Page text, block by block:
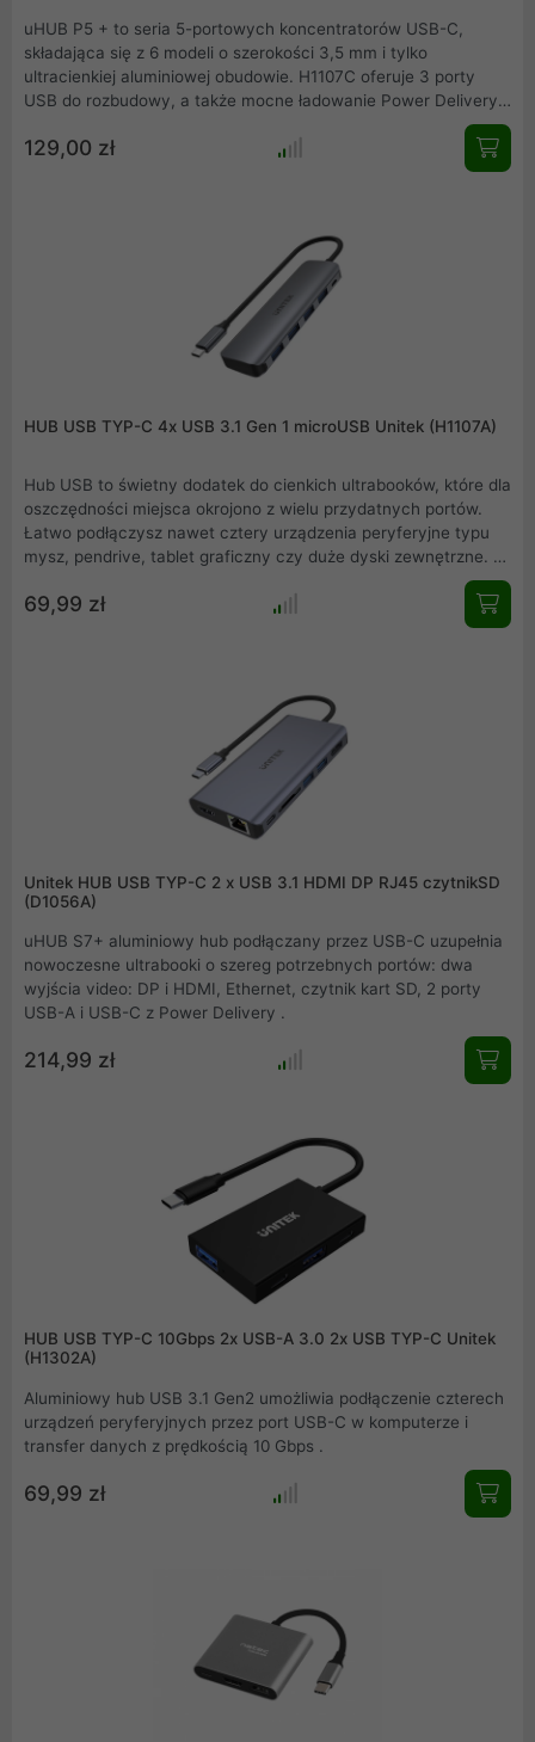
uHUB P5 + to seria 5-portowych koncentratorów USB-C,
składająca się z 6 modeli o szerokości 3,5 mm i tylko
ultracienkiej aluminiowej obudowie. H1107C oferuje 3 porty
USB do rozbudowy, a także mocne ładowanie Power Delivery
100W przez gniazdo USB-C, a także czytniki kart. 3 porty USB-
A dla łatwej rozbudowy. Ze specyfikacją USB3.1 Gen1,
5 A do komputera upstream, w tym MacBook Pro 2019.
129,00 zł
HUB USB TYP-C 4x USB 3.1 Gen 1 microUSB Unitek (H1107A)
Hub USB to świetny dodatek do cienkich ultrabooków, które dla
oszczędności miejsca okrojono z wielu przydatnych portów.
Łatwo podłączysz nawet cztery urządzenia peryferyjne typu
mysz, pendrive, tablet graficzny czy duże dyski zewnętrzne. W
nowej serii uHUB P5+ są huby o różnych parametrach tak, że
każdy znajdzie koncentrator dla siebie.
69,99 zł
Unitek HUB USB TYP-C 2 x USB 3.1 HDMI DP RJ45 czytnikSD
(D1056A)
uHUB S7+ aluminiowy hub podłączany przez USB-C uzupełnia
nowoczesne ultrabooki o szereg potrzebnych portów: dwa
wyjścia video: DP i HDMI, Ethernet, czytnik kart SD, 2 porty
USB-A i USB-C z Power Delivery .
214,99 zł
HUB USB TYP-C 10Gbps 2x USB-A 3.0 2x USB TYP-C Unitek
(H1302A)
Aluminiowy hub USB 3.1 Gen2 umożliwia podłączenie czterech
urządzeń peryferyjnych przez port USB-C w komputerze i
transfer danych z prędkością 10 Gbps .
69,99 zł